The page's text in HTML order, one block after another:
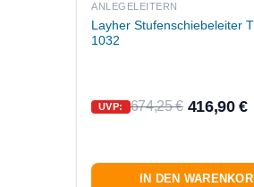
ANLEGELEITERN
Layher Stufenschiebeleiter
1032
UVP: 674,25€ 416,90€
IN DEN